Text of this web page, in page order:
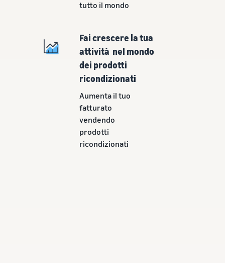
tutto il mondo
Fai crescere la tua
attività nel mondo
dei prodotti
ricondizionati
Aumenta il tuo
fatturato
vendendo
prodotti
ricondizionati